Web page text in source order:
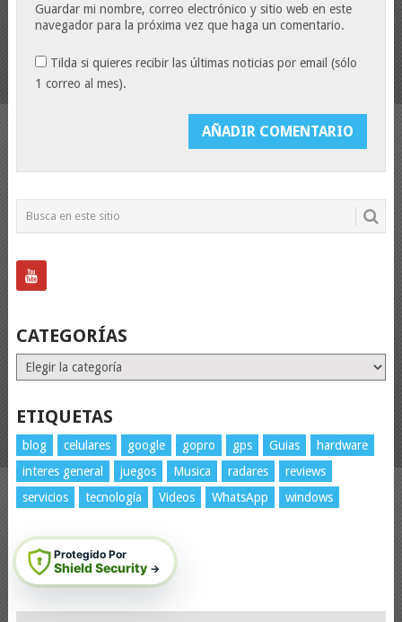
Guardar mi nombre, correo electrónico y sitio web en este
navegador para la próxima vez que haga un comentario.
Tilda si quieres recibir las últimas noticias por email (sólo
1 correo al mes).
CATEGORÍAS
Categorías
ETIQUETAS
blog celulares google gopro gps Guias
hardware
interes general
juegos Musica radares
reviews
servicios
tecnología Videos WhatsApp windows
Protegido Por
Shield Security →